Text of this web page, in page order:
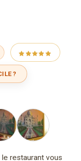
?
restaurant vous